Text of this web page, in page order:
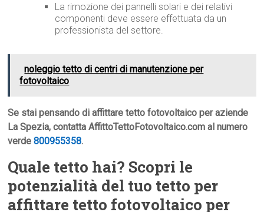
La rimozione dei pannelli solari e dei relativi
componenti deve essere effettuata da un
professionista del settore.
noleggio tetto di centri di manutenzione per
fotovoltaico
Se stai pensando di affittare tetto fotovoltaico per aziende
La Spezia, contatta AffittoTettoFotovoltaico.com al numero
verde800955358.
Quale tetto hai? Scopri le
potenzialità del tuo tetto per
affittare tetto fotovoltaico per